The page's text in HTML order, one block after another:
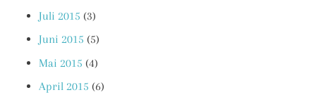
Juli 2015 (3)
Juni 2015 (5)
Mai 2015 (4)
April 2015 (6)